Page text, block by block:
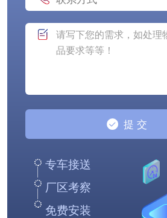
专车接送
厂区考察
免费安装